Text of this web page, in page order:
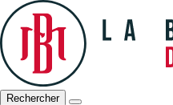
Rechercher